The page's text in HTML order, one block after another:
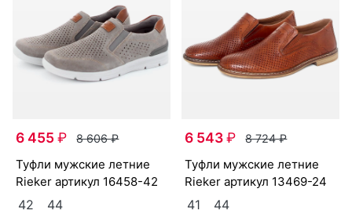
6 455₽ 8 606₽
туф­ли мужс­кие лет­ние
Ri­eker артикул 16458-42
42 44
6 543₽ 8 724₽
туф­ли мужс­кие лет­ние
Ri­eker артикул 13469-24
41 44